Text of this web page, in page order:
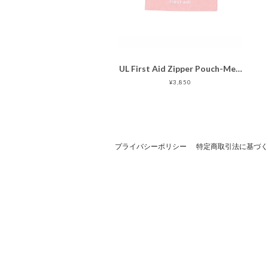
UL First Aid Zipper Pouch-Medium
¥3,850
プライバシーポリシー 特定商取引法に基づ